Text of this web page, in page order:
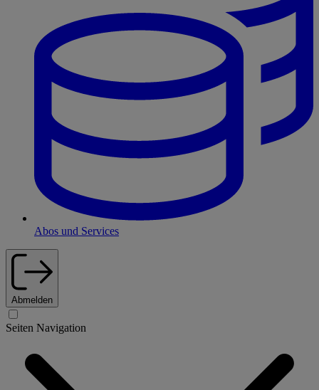
Abos und Services
Abmelden
Seiten Navigation